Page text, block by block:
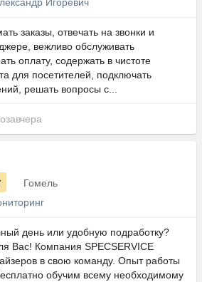
Игоревич
заказы, отвечать на звонки и
вежливо обслуживать
оплату, содержать в чистоте
для посетителей, подключать
решать вопросы с...
Гомель
день или удобную подработку?
Вас! Компания SPECSERVICE
в свою команду. Опыт работы
обучим всему необходимому